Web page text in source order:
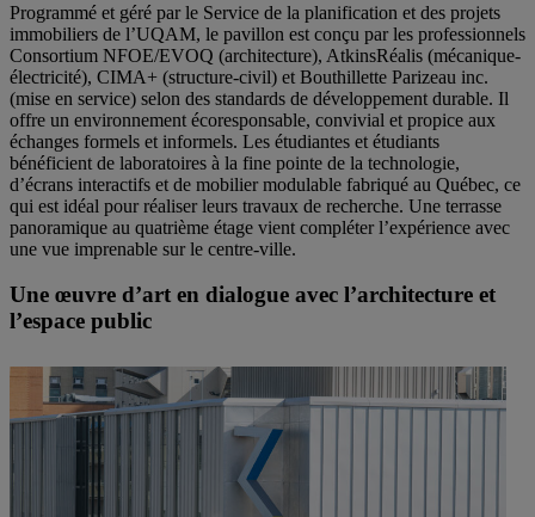
Programmé et géré par le Service de la planification et des projets
immobiliers de l’UQAM, le pavillon est conçu par les professionnels
Consortium NFOE/EVOQ (architecture), AtkinsRéalis (mécanique-
électricité), CIMA+ (structure-civil) et Bouthillette Parizeau inc.
(mise en service) selon des standards de développement durable. Il
offre un environnement écoresponsable, convivial et propice aux
échanges formels et informels. Les étudiantes et étudiants
bénéficient de laboratoires à la fine pointe de la technologie,
d’écrans interactifs et de mobilier modulable fabriqué au Québec, ce
qui est idéal pour réaliser leurs travaux de recherche. Une terrasse
panoramique au quatrième étage vient compléter l’expérience avec
une vue imprenable sur le centre-ville.
Une œuvre d’art en dialogue avec l’architecture et
l’espace public